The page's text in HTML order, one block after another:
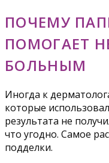
ПОЧЕМУ
ПОМОГАЕТ
БОЛЬНЫМ
Иногда к
которые
результата не
что угодно. Самое
подделки.